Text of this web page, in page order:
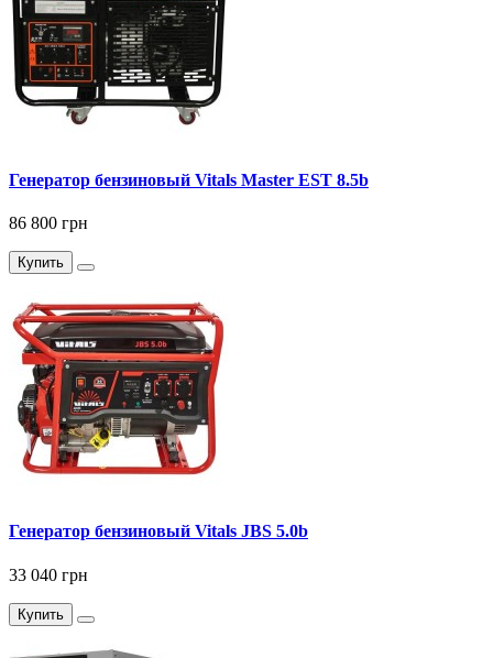
Генератор бензиновый Vitals Master EST 8.5b
86 800 грн
Купить
Генератор бензиновый Vitals JBS 5.0b
33 040 грн
Купить